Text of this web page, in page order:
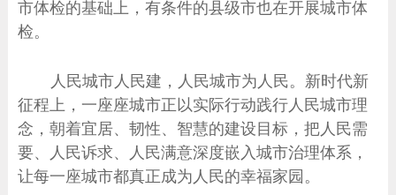
市体检的基础上，有条件的县级市也在开展城市体
检。
人民城市人民建，人民城市为人民。新时代新
征程上，一座座城市正以实际行动践行人民城市理
念，朝着宜居、韧性、智慧的建设目标，把人民需
要、人民诉求、人民满意深度嵌入城市治理体系，
让每一座城市都真正成为人民的幸福家园。